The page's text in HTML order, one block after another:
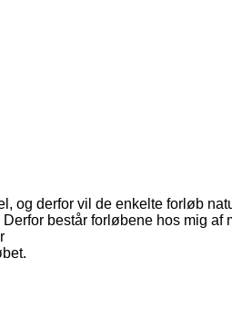
og derfor vil de enkelte forløb
består forløbene hos mig af